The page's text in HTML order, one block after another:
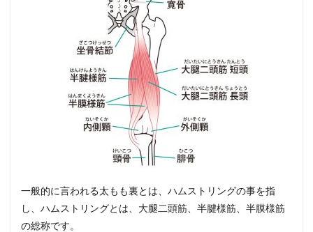
一般的に言われる太もも裏とは、ハムストリングの事を指
し、ハムストリングとは、大腿二頭筋、半腱様筋、半膜様筋
の総称です。